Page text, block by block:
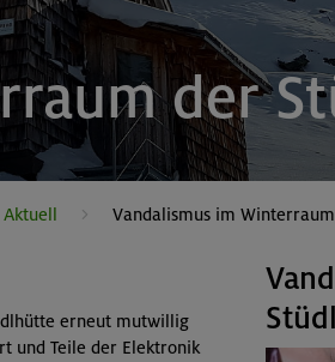
der
Aktuell Vandalismus im
erneut mutwillig
und Teile der Elektronik